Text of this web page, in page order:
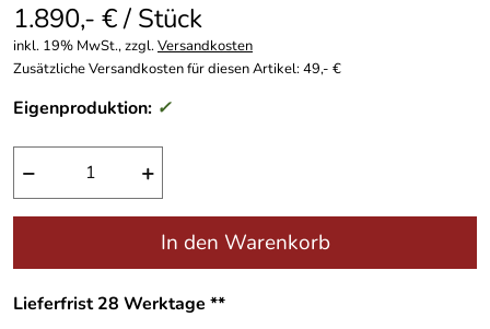
1.890,- € / Stück
inkl. 19% MwSt., zzgl.Versandkosten
Zusätzliche Versandkosten für diesen Artikel: 49,- €
Eigenproduktion: ✓
− +
In den Warenkorb
Lieferfrist 28 Werktage **